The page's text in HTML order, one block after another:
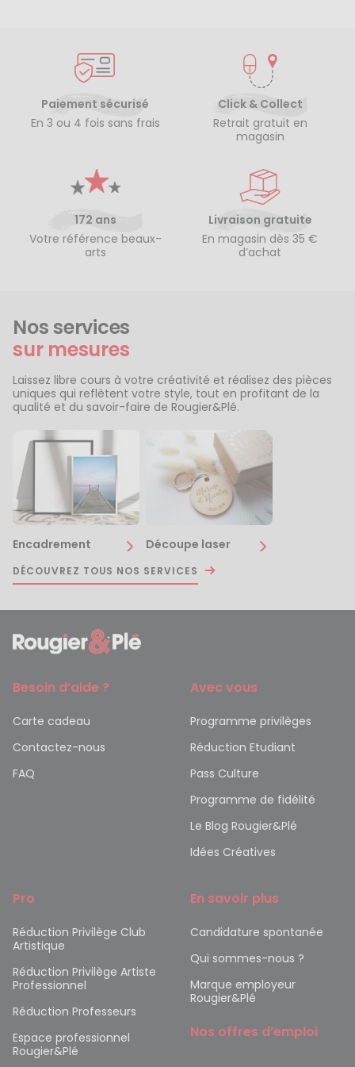
Paiement sécurisé
En 3 ou 4 fois sans frais
Click & Collect
Retrait gratuit en
magasin
172 ans
Votre référence beaux-
arts
Livraison gratuite
En magasin dès 35 €
d’achat
Nos services
sur mesures
Laissez libre cours à votre créativité et réalisez des pièces
uniques qui reflètent votre style, tout en profitant de la
qualité et du savoir-faire de Rougier&Plé.
Encadrement Découpe laser
DÉCOUVREZ TOUS NOS SERVICES
Besoin d’aide ?
Carte cadeau
Contactez-nous
FAQ
Avec vous
Programme privilèges
Réduction Etudiant
Pass Culture
Programme de fidélité
Le Blog Rougier&Plé
Idées Créatives
Pro
Réduction Privilège Club
Artistique
Réduction Privilège Artiste
Professionnel
Réduction Professeurs
Espace professionnel
Rougier&Plé
En savoir plus
Candidature spontanée
Qui sommes-nous ?
Marque employeur
Rougier&Plé
Nos offres d’emploi